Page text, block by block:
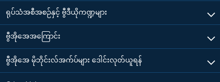
ရုပ်သံအစီအစဉ်နှင့် ဗွီဒီယိုကဏ္ဍများ
ဗွီအိုအေအကြောင်း
ဗွီအိုအေ မိုဘိုင်းလ်အက်ပ်များ ဒေါင်းလုတ်ယူရန်